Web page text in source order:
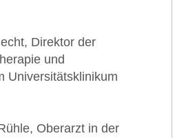
Direktor der
und
Universitätsklinikum
Oberarzt in der